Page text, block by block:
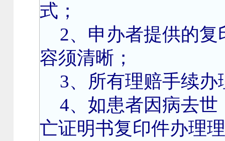
式；
2、申办者提供的
容须清晰；
3、所有理赔手续
4、如患者因病去
亡证明书复印件办理